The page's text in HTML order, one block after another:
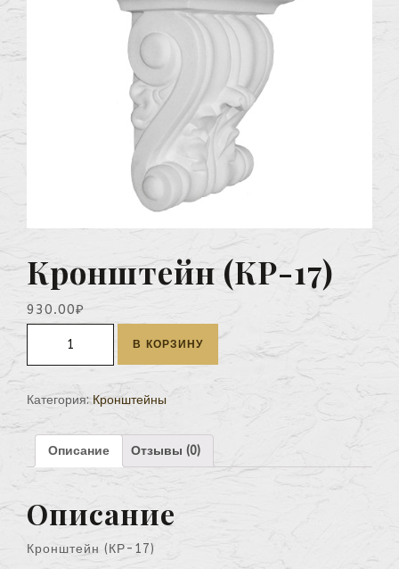
Кронштейн (КР-17)
930.00₽
Количество
Кронштейн
(КР-17)
В КОРЗИНУ
Категория:Кронштейны
Описание Отзывы (0)
Описание
Кронштейн (КР-17)